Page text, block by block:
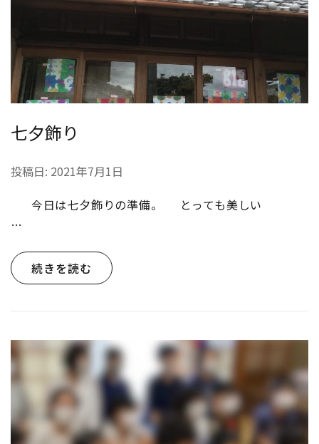
七夕飾り
投稿日: 2021年7月1日
今日は七夕飾りの準備。 とっても美しい
…
続きを読む